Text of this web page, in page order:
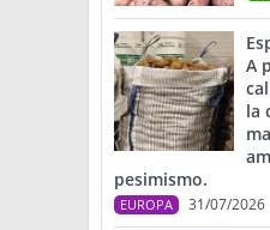
A
la
pesimismo.
EUROPA 31/07/2026